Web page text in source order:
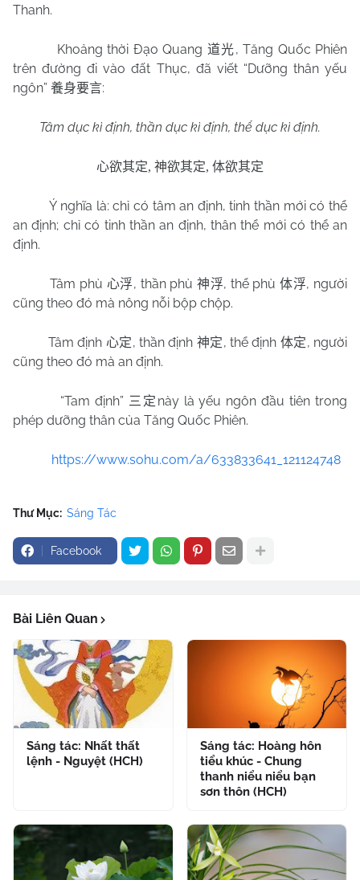
Thanh.
Khoảng thời Đạo Quang 道光, Tăng Quốc Phiên
trên đường đi vào đất Thục, đã viết “Dưỡng thân yếu
ngôn” 養身要言:
Tâm dục kì định, thần dục kì định, thể dục kì định.
心欲其定, 神欲其定, 体欲其定
Ý nghĩa là: chỉ có tâm an định, tinh thần mới có thể
an định; chỉ có tinh thần an định, thân thể mới có thể an
định.
Tâm phù 心浮, thần phù 神浮, thể phù体浮, người
cũng theo đó mà nông nỗi bộp chộp.
Tâm định 心定, thần định 神定, thể định 体定, người
cũng theo đó mà an định.
“Tam định” 三定 này là yếu ngôn đầu tiên trong
phép dưỡng thân của Tăng Quốc Phiên.
https://www.sohu.com/a/633833641_121124748
Thư Mục: Sáng Tác
Facebook
Bài Liên Quan
Sáng tác: Nhất thất
lệnh - Nguyệt (HCH)
Sáng tác: Hoàng hôn
tiểu khúc - Chung
thanh niểu niểu bạn
sơn thôn (HCH)